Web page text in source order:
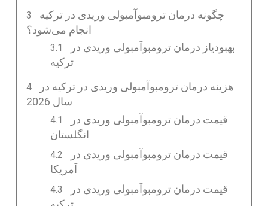
چگونه درمان ترومبوآمبولی وریدی در ترکیه
انجام می‌شود؟
بهبودیاز درمان ترومبوآمبولی وریدی در
ترکیه
هزینه درمان ترومبوآمبولی وریدی در ترکیه در
سال 2026
قیمت درمان ترومبوآمبولی وریدی در
انگلستان
قیمت درمان ترومبوآمبولی وریدی در
آمریکا
قیمت درمان ترومبوآمبولی وریدی در